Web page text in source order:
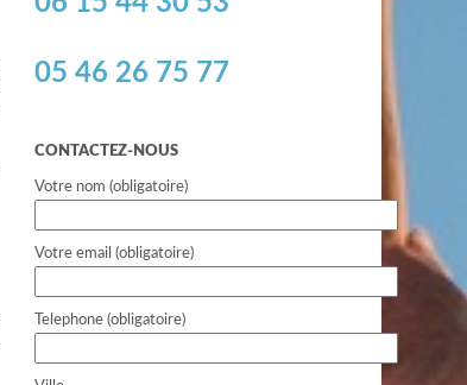
05 46 26 75 77
CONTACTEZ-NOUS
Votre nom (obligatoire)
Votre email (obligatoire)
Telephone (obligatoire)